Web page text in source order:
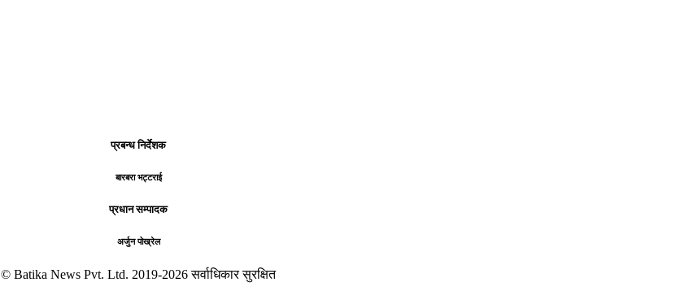
प्रबन्ध निर्देशक
बारबरा भट्टराई
प्रधान सम्पादक
अर्जुन पोख्रेल
© Batika News Pvt. Ltd. 2019-2026 सर्वाधिकार सुरक्षित